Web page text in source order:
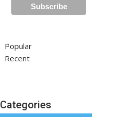
Popular
Recent
Categories